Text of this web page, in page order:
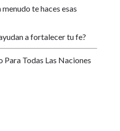
te haces esas
a fortalecer tu fe?
Todas Las Naciones